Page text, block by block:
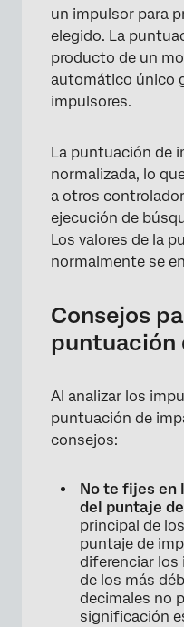
un impulsor para
elegido. La
producto de un
automático único
impulsores.
La puntuación de
normalizada, lo
a otros
ejecución de
Los valores de la
normalmente se
Consejos
puntuación
Al analizar los
puntuación de
consejos:
No te fijes en
del puntaje
principal de
puntaje de
diferenciar los
de los más
decimales no
significación